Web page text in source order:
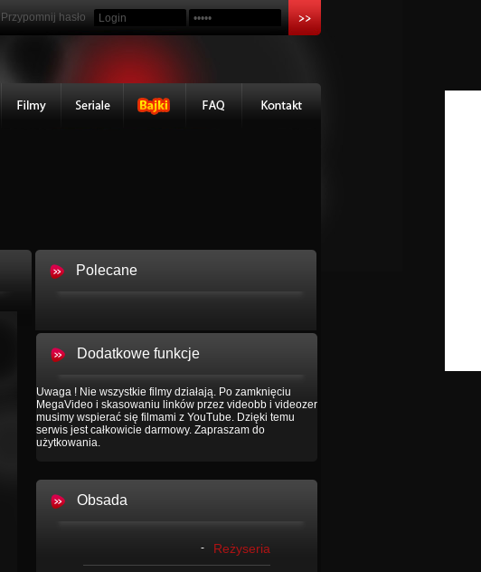
Przypomnij hasło
Polecane
Dodatkowe funkcje
Uwaga ! Nie wszystkie filmy działają. Po zamknięciu
MegaVideo i skasowaniu linków przez videobb i videozer
musimy wspierać się filmami z YouTube. Dzięki temu
serwis jest całkowicie darmowy. Zapraszam do
użytkowania.
Obsada
- Reżyseria